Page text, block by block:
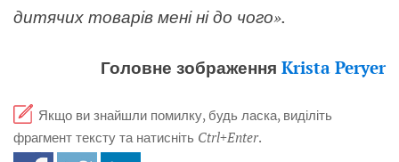
дитячих товарів мені ні до чого».
Головне зображення Krista Peryer
Якщо ви знайшли помилку, будь ласка, виділіть
фрагмент тексту та натисніть Ctrl+Enter.